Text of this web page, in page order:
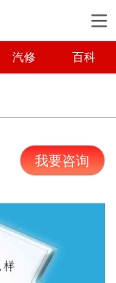
汽修 百科
我要咨询